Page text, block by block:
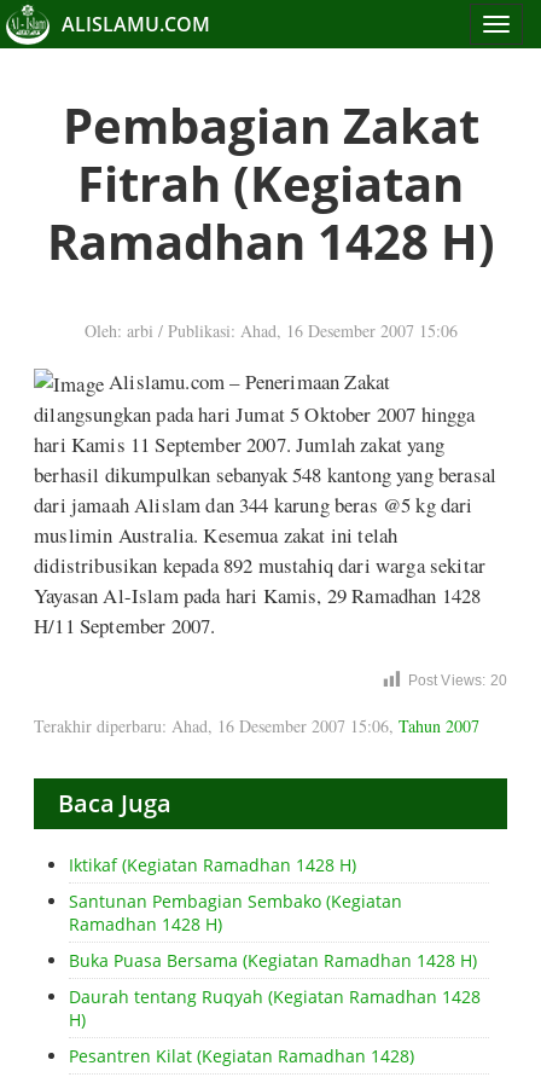
Toggle
ALISLAMU.COM
Pembagian Zakat
Fitrah (Kegiatan
Ramadhan 1428 H)
Oleh: arbi / Publikasi: Ahad, 16 Desember 2007 15:06
Alislamu.com – Penerimaan Zakat
dilangsungkan pada hari Jumat 5 Oktober 2007 hingga
hari Kamis 11 September 2007. Jumlah zakat yang
berhasil dikumpulkan sebanyak 548 kantong yang berasal
dari jamaah Alislam dan 344 karung beras @5 kg dari
muslimin Australia. Kesemua zakat ini telah
didistribusikan kepada 892 mustahiq dari warga sekitar
Yayasan Al-Islam pada hari Kamis, 29 Ramadhan 1428
H/11 September 2007.
Post Views: 20
Terakhir diperbaru: Ahad, 16 Desember 2007 15:06, Tahun 2007
Baca Juga
Iktikaf (Kegiatan Ramadhan 1428 H)
Santunan Pembagian Sembako (Kegiatan
Ramadhan 1428 H)
Buka Puasa Bersama (Kegiatan Ramadhan 1428 H)
Daurah tentang Ruqyah (Kegiatan Ramadhan 1428
H)
Pesantren Kilat (Kegiatan Ramadhan 1428)